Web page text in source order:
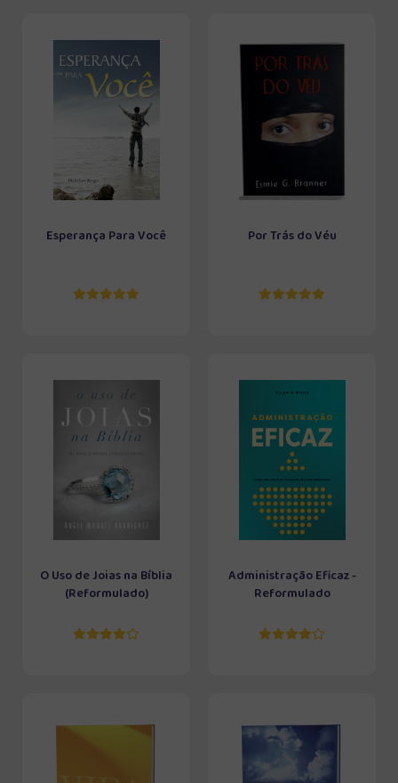
Esperança Para Você Por Trás do Véu
O Uso de Joias na Bíblia
(Reformulado)
Administração Eficaz -
Reformulado